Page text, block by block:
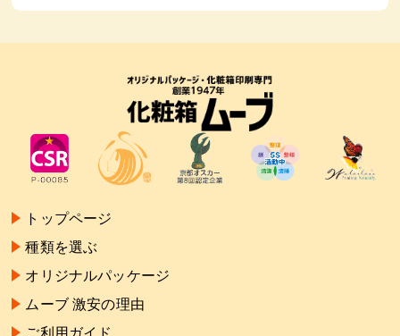
トップページ
種類を選ぶ
オリジナルパッケージ
ムーブ 激安の理由